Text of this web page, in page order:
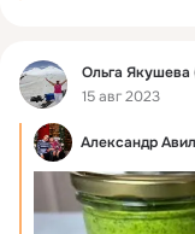
Фид Ольга Якушева
15 авг 2023
Александр